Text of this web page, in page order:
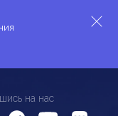
на нас